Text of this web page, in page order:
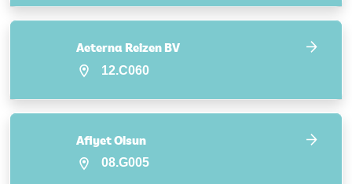
Aeterna Reizen BV
12.C060
Afiyet Olsun
08.G005